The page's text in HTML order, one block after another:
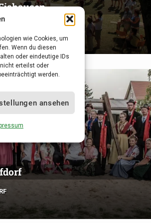
wie Cookies, um
Wenn du diesen
oder eindeutige IDs
erteilst oder
werden.
ansehen